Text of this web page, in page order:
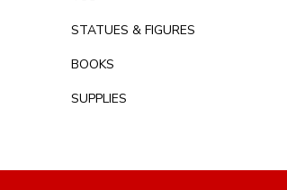
STATUES & FIGURES
BOOKS
SUPPLIES